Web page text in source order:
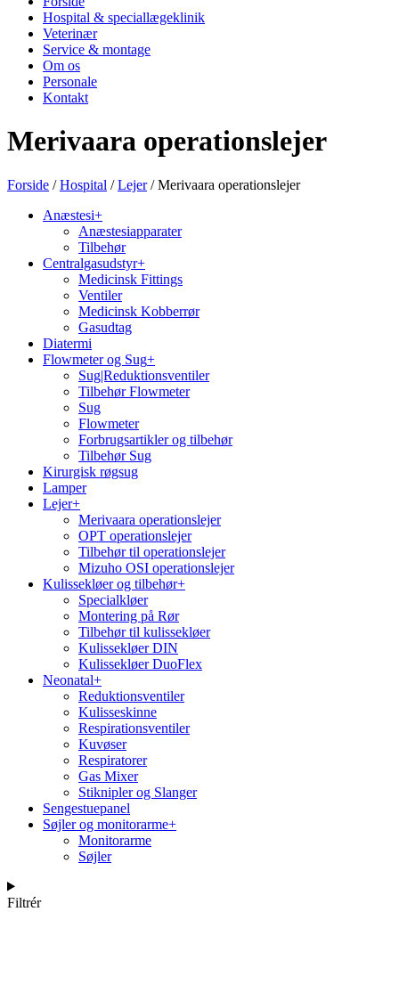
Hospital & speciallægeklinik
Veterinær
Service & montage
Om os
Personale
Kontakt
Merivaara operationslejer
Forside /Hospital /Lejer/ Merivaara operationslejer
Anæstesi+
Anæstesiapparater
Tilbehør
Centralgasudstyr+
Medicinsk Fittings
Ventiler
Medicinsk Kobberrør
Gasudtag
Diatermi
Flowmeter og Sug+
Sug|Reduktionsventiler
Tilbehør Flowmeter
Sug
Flowmeter
Forbrugsartikler og tilbehør
Tilbehør Sug
Kirurgisk røgsug
Lamper
Lejer+
Merivaara operationslejer
OPT operationslejer
Tilbehør til operationslejer
Mizuho OSI operationslejer
Kulissekløer og tilbehør+
Specialkløer
Montering på Rør
Tilbehør til kulissekløer
Kulissekløer DIN
Kulissekløer DuoFlex
Neonatal+
Reduktionsventiler
Kulisseskinne
Respirationsventiler
Kuvøser
Respiratorer
Gas Mixer
Stiknipler og Slanger
Sengestuepanel
Søjler og monitorarme+
Monitorarme
Søjler
Filtrér